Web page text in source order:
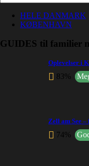
efter:
HELE DANMARK
KØBENHAVN
GUIDES til familier
Oplevelser i
83%
Zell am See
74%